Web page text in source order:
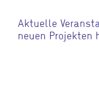
Aktuelle
neuen Projekten